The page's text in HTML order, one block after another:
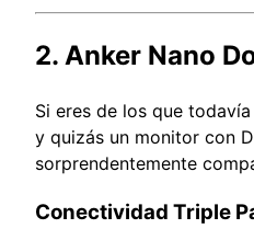
2. Anker Nano
Si eres de los que
y quizás un monitor con
sorprendentemente
Conectividad Triple